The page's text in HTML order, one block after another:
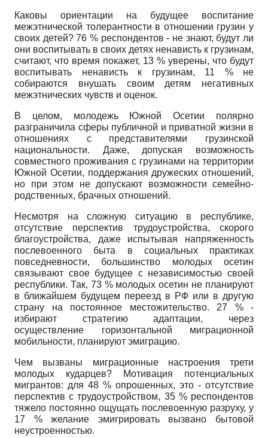
Каковы ориентации на будущее воспитание
межэтнической толерантно­сти в отношении грузин у
своих детей? 76 % респондентов - не знают, бу­дут ли
они воспитывать в своих детях ненависть к грузинам,
считают, что время покажет, 13 % уверены, что будут
воспитывать ненависть к грузи­нам, 11 % не
собираются внушать своим детям негативных
межэтнических чувств и оценок.
В целом, молодежь Южной Осетии полярно
разграничила сферы пу­бличной и приватной жизни в
отношениях с представителями грузинской
национальности. Даже, допуская возможность
совместного проживания с грузинами на территории
Южной Осетии, поддержания дружеских от­ношений,
но при этом не допускают возможности семейно-
родственных, брачных отношений.
Несмотря на сложную ситуацию в республике,
отсутствие перспек­тив трудоустройства, скорого
благоустройства, даже испытывая напряжен­ность
послевоенного быта в социальных практиках
повседневности, боль­шинство молодых осетин
связывают свое будущее с независимостью сво­ей
республики. Так, 73 % молодых осетин не планируют
в ближайшем бу­дущем переезд в РФ или в другую
страну на постоянное местожительство. 27 % -
избирают стратегию адаптации, через
осуществление горизонталь­ной миграционной
мобильности, планируют эмиграцию.
Чем вызваны миграционные настроения трети
молодых кударцев? Мо­тивация потенциальных
мигрантов: для 48 % опрошенных, это - отсут­ствие
перспектив с трудоустройством, 35 % респондентов
тяжело постоян­но ощущать послевоенную разруху, у
17 % желание эмигрировать вызвано бытовой
неустроенностью.